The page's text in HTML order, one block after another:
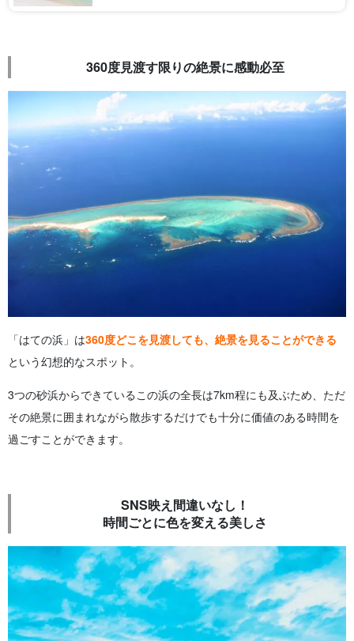
360度見渡す限りの絶景に感動必至
「はての浜」は360度どこを見渡しても、絶景を見ることができる
という幻想的なスポット。
3つの砂浜からできているこの浜の全長は7km程にも及ぶため、ただ
その絶景に囲まれながら散歩するだけでも十分に価値のある時間を
過ごすことができます。
SNS映え間違いなし！
時間ごとに色を変える美しさ